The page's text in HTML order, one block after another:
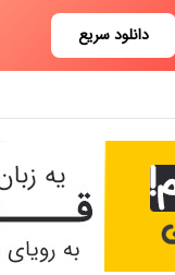
دانلود سریع